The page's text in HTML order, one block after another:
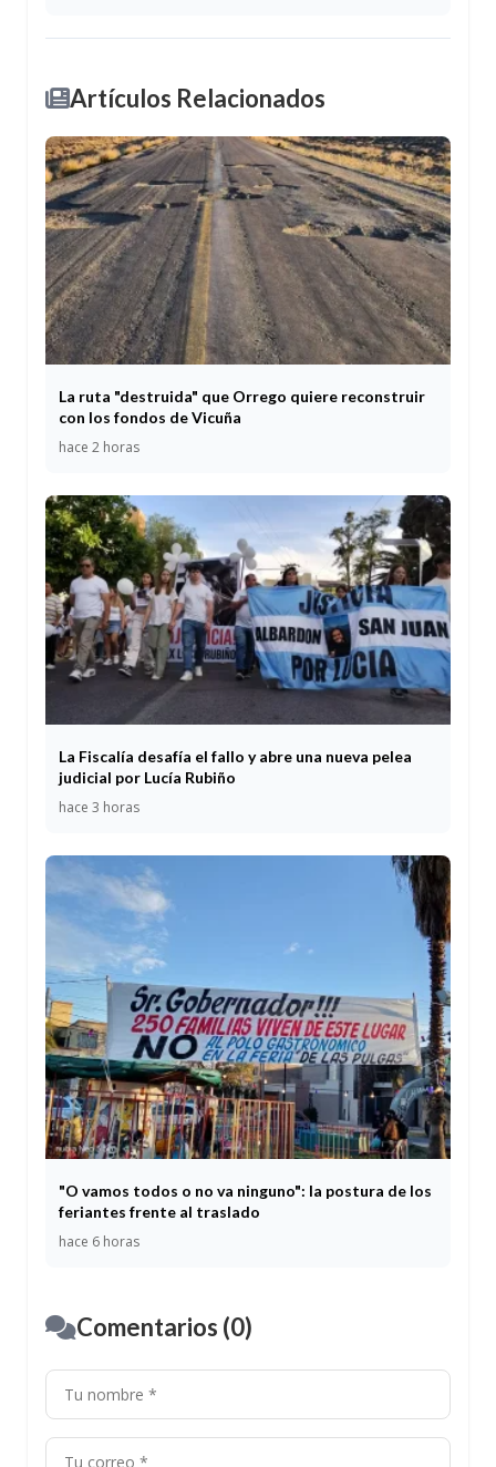
Artículos Relacionados
La ruta "destruida" que Orrego quiere reconstruir
con los fondos de Vicuña
hace 2 horas
La Fiscalía desafía el fallo y abre una nueva pelea
judicial por Lucía Rubiño
hace 3 horas
"O vamos todos o no va ninguno": la postura de los
feriantes frente al traslado
hace 6 horas
Comentarios (0)